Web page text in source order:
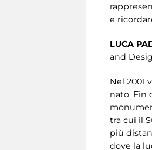
e
LUCA
and
Nel 2001
nato. Fin
tra cui il
più
dove la